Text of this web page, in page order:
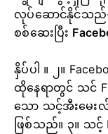
လုပ်ဆောင်နိုင်သည်-
စစ်ဆေးပြီး
နှိပ်ပါ ။ ၂။
ထိုနေရာတွင် သင်
သော သင့်အီးမေ
ဖြစ်သည်။ ၃။ သင့်